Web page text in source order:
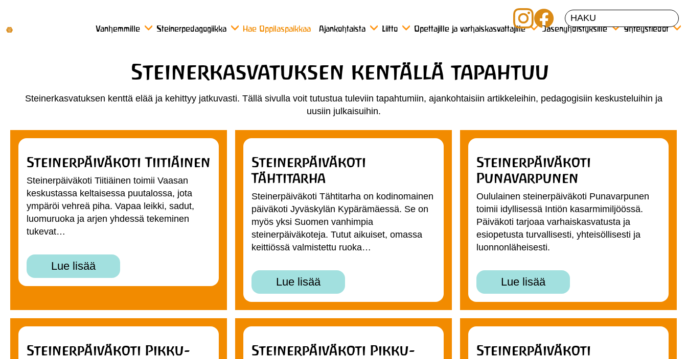
Vanhemmille Steinerpedagogiikka Hae Oppilaspaikkaa Ajankohtaista Liitto Opettajille ja varhaiskasvattajille Jäsenyhdistyksille Yhteystiedot
Steinerkasvatuksen kentällä tapahtuu
Steinerkasvatuksen kenttä elää ja kehittyy jatkuvasti. Tällä sivulla voit tutustua tuleviin tapahtumiin, ajankohtaisiin artikkeleihin, pedagogisiin keskusteluihin ja
uusiin julkaisuihin.
Steinerpäiväkoti Tiitiäinen
Steinerpäiväkoti Tiitiäinen toimii Vaasan
keskustassa keltaisessa puutalossa, jota
ympäröi vehreä piha. Vapaa leikki, sadut,
luomuruoka ja arjen yhdessä tekeminen
tukevat…
Lue lisää
Steinerpäiväkoti
Tähtitarha
Steinerpäiväkoti Tähtitarha on kodinomainen
päiväkoti Jyväskylän Kypärämäessä. Se on
myös yksi Suomen vanhimpia
steinerpäiväkoteja. Tutut aikuiset, omassa
keittiössä valmistettu ruoka…
Lue lisää
Steinerpäiväkoti
Punavarpunen
Oululainen steinerpäiväkoti Punavarpunen
toimii idyllisessä Intiön kasarmimiljöössä.
Päiväkoti tarjoaa varhaiskasvatusta ja
esiopetusta turvallisesti, yhteisöllisesti ja
luonnonläheisesti.
Lue lisää
Steinerpäiväkoti Pikku-
Steinerpäiväkoti Pikku-
Steinerpäiväkoti